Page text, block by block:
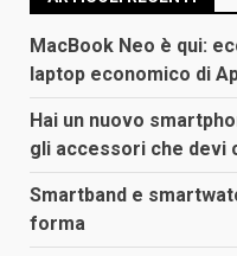
MacBook Neo è qui:
laptop economico di
Hai un nuovo
gli accessori che devi
Smartband e
forma